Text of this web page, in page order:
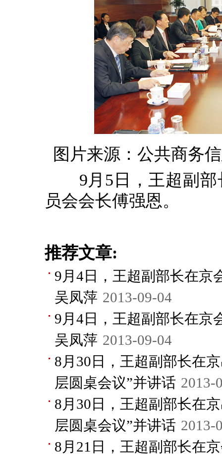
图片来源：公共商务
9月5日，王超副部
员会会长傅强恩。
推荐文章:
9月4日，王超副部长在京
吴凤萍 2013-09-04
9月4日，王超副部长在京
吴凤萍 2013-09-04
8月30日，王超副部长在
层圆桌会议”并讲话 2013-
8月30日，王超副部长在
层圆桌会议”并讲话 2013-
8月21日，王超副部长在